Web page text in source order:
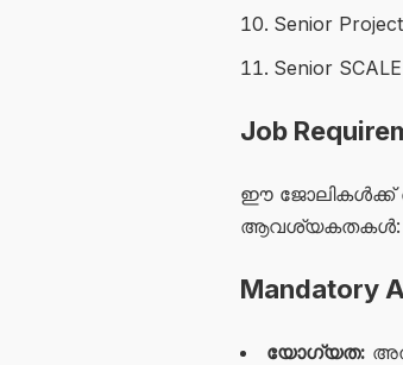
Senior
Senior
Job
ഈ ജോലികൾക്ക്
ആവശ്യകതകൾ:
Mandatory
യോഗ്യത: